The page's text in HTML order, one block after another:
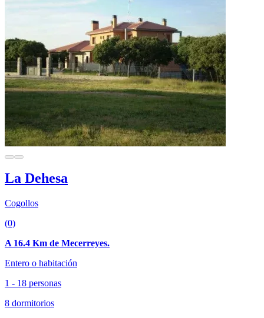
La Dehesa
Cogollos
(0)
A 16.4 Km de Mecerreyes.
Entero o habitación
1 - 18 personas
8 dormitorios